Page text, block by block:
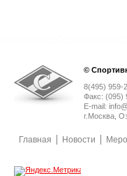
©
8(495) 959-
Факс: (095)
E-mail:
г.Москва,
Главная Новости